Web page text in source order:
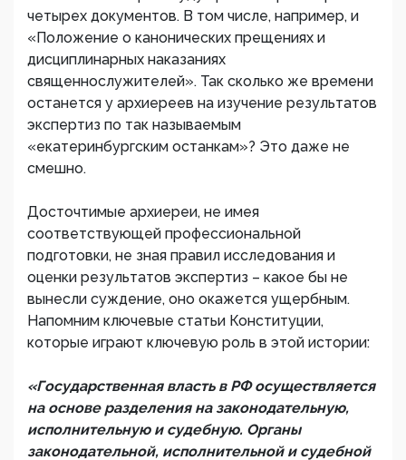
четырех документов. В том числе, например, и
«Положение о канонических прещениях и
дисциплинарных наказаниях
священнослужителей». Так сколько же времени
останется у архиереев на изучение результатов
экспертиз по так называемым
«екатеринбургским останкам»? Это даже не
смешно.
Досточтимые архиереи, не имея
соответствующей профессиональной
подготовки, не зная правил исследования и
оценки результатов экспертиз – какое бы не
вынесли суждение, оно окажется ущербным.
Напомним ключевые статьи Конституции,
которые играют ключевую роль в этой истории:
«Государственная власть в РФ осуществляется
на основе разделения на законодательную,
исполнительную и судебную. Органы
законодательной, исполнительной и судебной